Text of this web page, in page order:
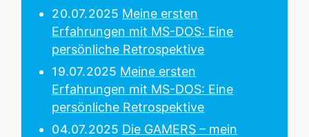
20.07.2025 Meine ersten
Erfahrungen mit MS-DOS: Eine
persönliche Retrospektive
19.07.2025 Meine ersten
Erfahrungen mit MS-DOS: Eine
persönliche Retrospektive
04.07.2025 Die GAMERS – mein